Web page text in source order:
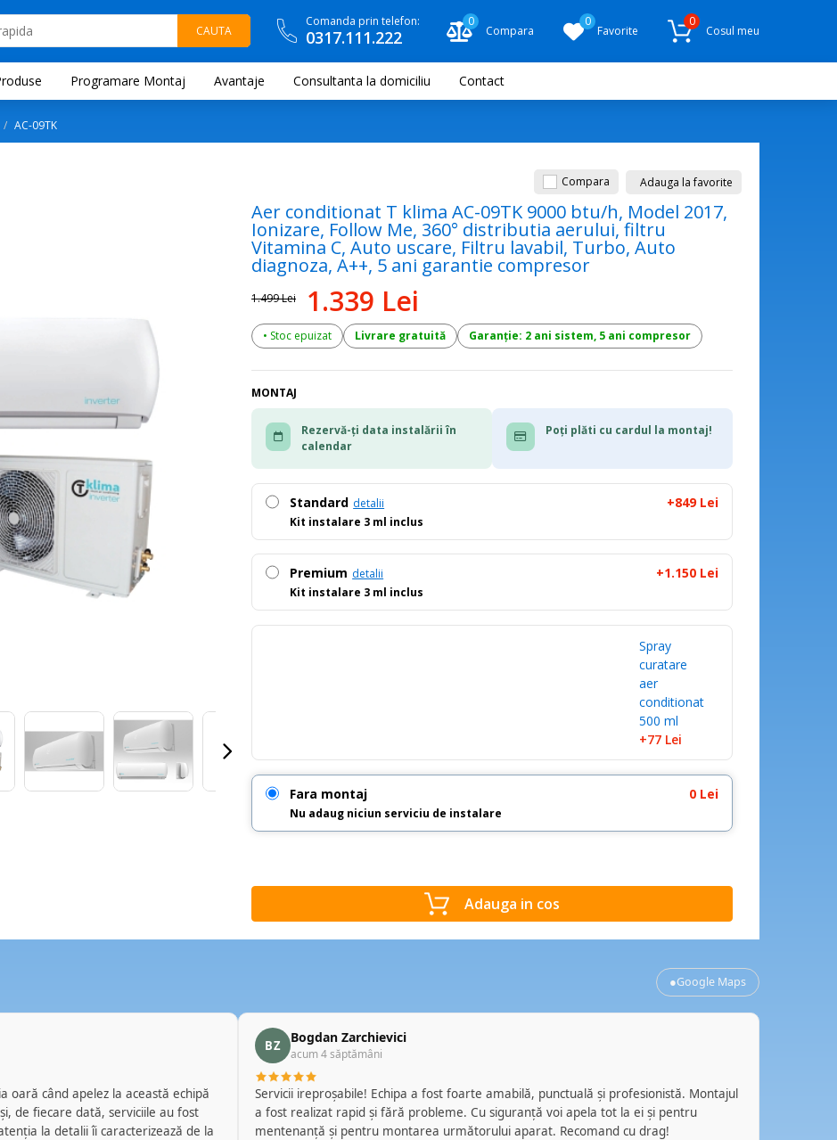
Comanda prin telefon:
0317.111.222 Compara
0
Favorite
0
Cosul meu
0
Programare Montaj Avantaje Consultanta la domiciliu Contact
AC-09TK
Compara Adauga la favorite
Aer conditionat T klima AC-09TK 9000 btu/h, Model 2017,
Ionizare, Follow Me, 360° distributia aerului, filtru
Vitamina C, Auto uscare, Filtru lavabil, Turbo, Auto
diagnoza, A++, 5 ani garantie compresor
1.499 Lei 1.339 Lei
• Stoc epuizat Livrare gratuită Garanție: 2 ani sistem, 5 ani compresor
MONTAJ
Rezervă-ți data instalării în
calendar
Poți plăti cu cardul la montaj!
Standard detalii +849 Lei
Kit instalare 3 ml inclus
Premium detalii +1.150 Lei
Kit instalare 3 ml inclus
Spray
curatare
aer
conditionat
500 ml
+77 Lei
Fara montaj 0 Lei
Nu adaug niciun serviciu de instalare
Adauga in cos
●Google Maps
la detalii îi caracterizează de la
BZ Bogdan Zarchievici
acum 4 săptămâni
Servicii ireproșabile! Echipa a fost foarte amabilă, punctuală și profesionistă. Montajul
a fost realizat rapid și fără probleme. Cu siguranță voi apela tot la ei și pentru
mentenanță și pentru montarea următorului aparat. Recomand cu drag!